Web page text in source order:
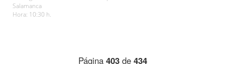
Salamanca
Hora: 10:30 h.
Página 403de 434